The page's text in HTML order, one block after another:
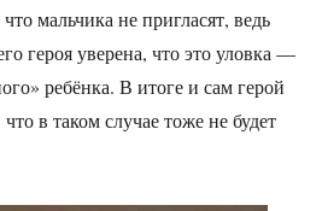
мальчика не пригласят, ведь
героя уверена, что это уловка —
ребёнка. В итоге и сам герой
в таком случае тоже не будет